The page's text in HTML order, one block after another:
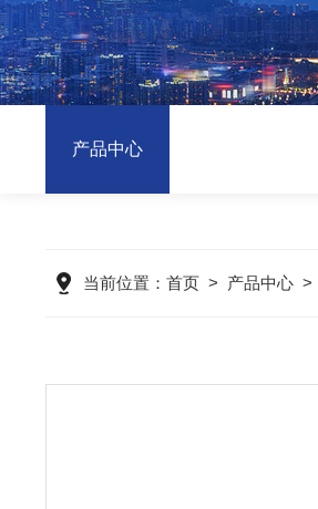
产品中心
当前位置： 首页> 产品中心>